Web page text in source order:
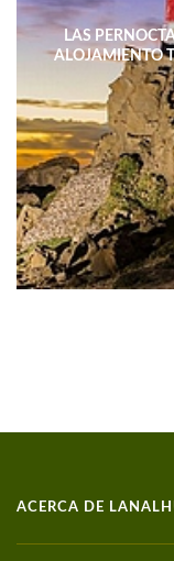
LAS
ALOJAMIENTO
ACERCA DE